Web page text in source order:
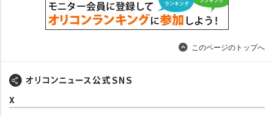
このページのトップへ
X